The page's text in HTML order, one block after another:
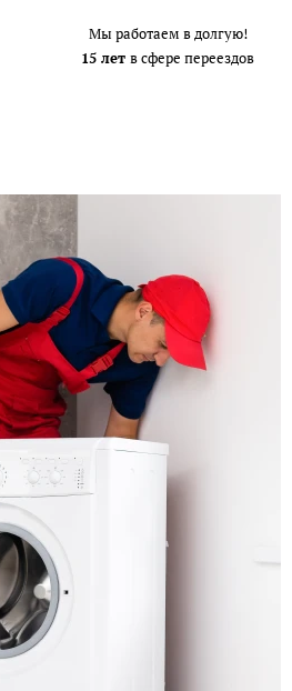
Мы работаем в долгую!
15 лет в сфере переездов